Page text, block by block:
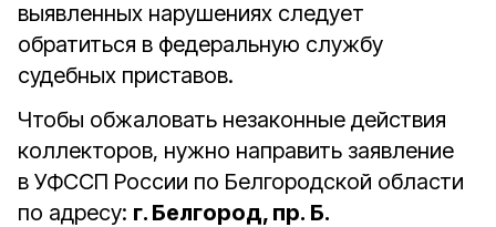
выявленных нарушениях следует
обратиться в федеральную службу
судебных приставов.
Чтобы обжаловать незаконные действия
коллекторов, нужно направить заявление
в УФССП России по Белгородской области
по адресу: г. Белгород, пр. Б.